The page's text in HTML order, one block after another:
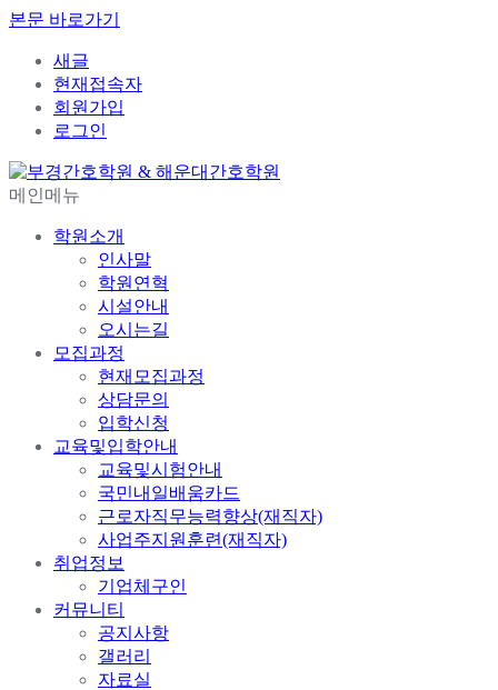
본문 바로가기
새글
현재접속자
회원가입
로그인
메인메뉴
학원소개
인사말
학원연혁
시설안내
오시는길
모집과정
현재모집과정
상담문의
입학신청
교육및입학안내
교육및시험안내
국민내일배움카드
근로자직무능력향상(재직자)
사업주지원훈련(재직자)
취업정보
기업체구인
커뮤니티
공지사항
갤러리
자료실